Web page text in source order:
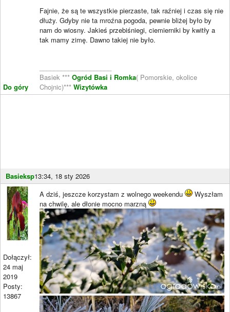
Do góry
Fajnie, że są te wszystkie pierzaste, tak raźniej i czas się nie
dłuży. Gdyby nie ta mroźna pogoda, pewnie bliżej było by
nam do wiosny. Jakieś przebiśniegi, ciemierniki by kwitły a
tak mamy zimę. Dawno takiej nie było.
Basiek *** Ogród Basi i Romka( Pomorskie, okolice
Chojnic)*** Wizytówka
Basieksp13:34, 18 sty 2026
Dołączył:
24 maj
2019
Posty:
13867
A dziś, jeszcze korzystam z wolnego weekendu
Wyszłam
na chwilę, ale dłonie mocno marzną